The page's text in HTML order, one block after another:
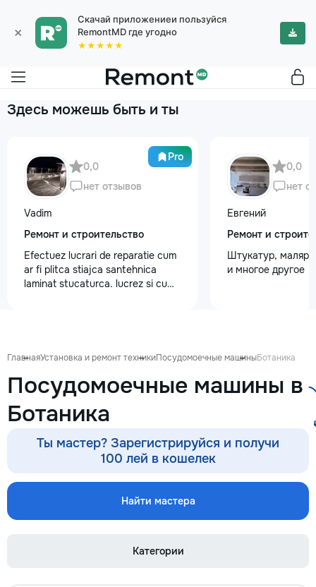
×
Скачай приложениеи пользуйся
RemontMD где угодно
★★★★★
Здесь можешь быть и ты
Pro
0,0
нет отзывов
Vadim
Ремонт и строительство
Efectuez lucrari de reparatie cum
ar fi plitca stiajca santehnica
laminat stucaturca. lucrez si cu
0,0
нет
Евгений
Ремонт и
Штукатур, маляр ,
и многое другое
ГлавнаяУстановка и ремонт техникиПосудомоечные машиныБотаника
Посудомоечные машины в
Ботаника
Ты мастер? Зарегистрируйся и получи
100 лей в кошелек
Найти мастера
Категории